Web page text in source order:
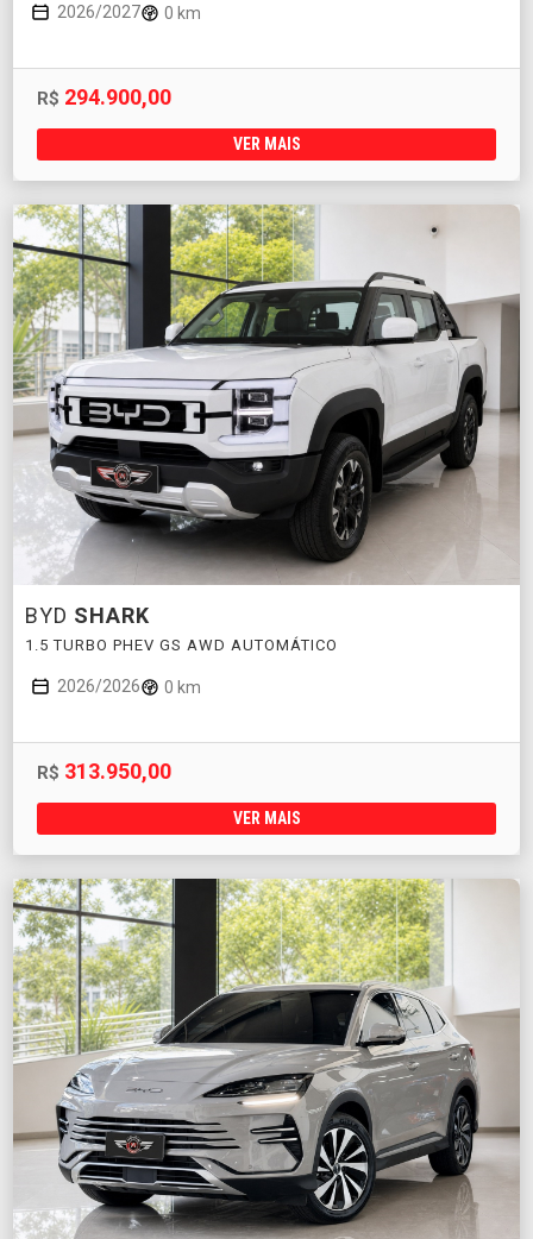
2026/2027 0 km
R$ 294.900,00
VER MAIS
BYD SHARK
1.5 TURBO PHEV GS AWD AUTOMÁTICO
2026/2026 0 km
R$ 313.950,00
VER MAIS